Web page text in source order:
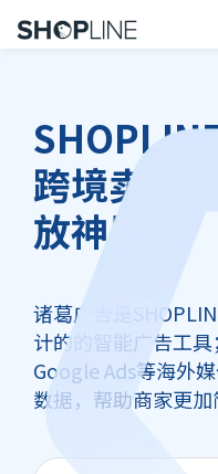
跨境卖家
放神器
诸葛广告是
计的的智能广告工
Google Ads等海外
数据，帮助商家更